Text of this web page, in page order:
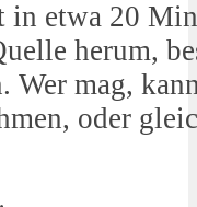
in etwa 20
herum,
Wer mag,
oder